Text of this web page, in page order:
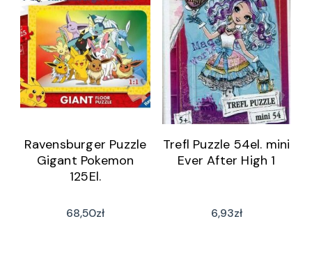
Ravensburger Puzzle
Gigant Pokemon
125El.
68,50zł
Trefl Puzzle 54el. mini
Ever After High 1
6,93zł